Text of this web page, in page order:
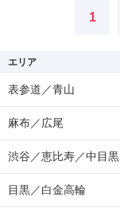
1
エリア
表参道／青山
麻布／広尾
渋谷／恵比寿／中目黒
目黒／白金高輪